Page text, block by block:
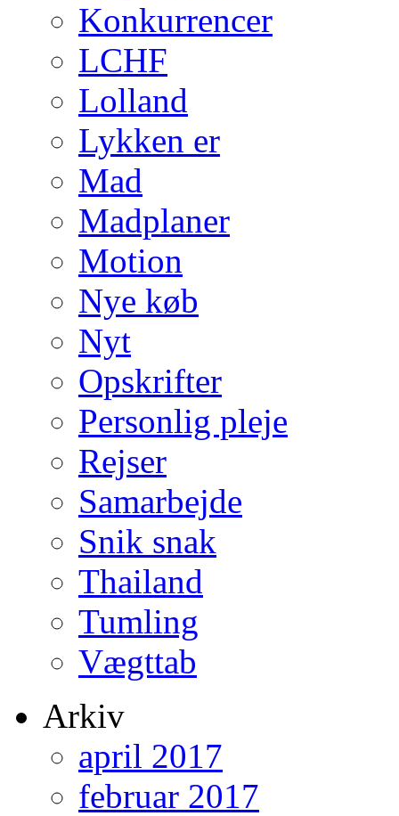
Konkurrencer
LCHF
Lolland
Lykken er
Mad
Madplaner
Motion
Nye køb
Nyt
Opskrifter
Personlig pleje
Rejser
Samarbejde
Snik snak
Thailand
Tumling
Vægttab
Arkiv
april 2017
februar 2017